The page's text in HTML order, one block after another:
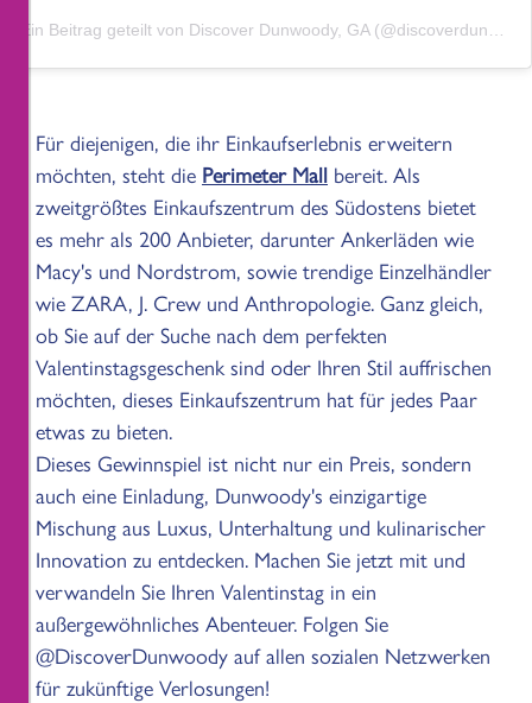
Für diejenigen, die ihr Einkaufserlebnis erweitern
möchten, steht die Perimeter Mall bereit. Als
zweitgrößtes Einkaufszentrum des Südostens bietet
es mehr als 200 Anbieter, darunter Ankerläden wie
Macy's und Nordstrom, sowie trendige Einzelhändler
wie ZARA, J. Crew und Anthropologie. Ganz gleich,
ob Sie auf der Suche nach dem perfekten
Valentinstagsgeschenk sind oder Ihren Stil auffrischen
möchten, dieses Einkaufszentrum hat für jedes Paar
etwas zu bieten.
Dieses Gewinnspiel ist nicht nur ein Preis, sondern
auch eine Einladung, Dunwoody's einzigartige
Mischung aus Luxus, Unterhaltung und kulinarischer
Innovation zu entdecken. Machen Sie jetzt mit und
verwandeln Sie Ihren Valentinstag in ein
außergewöhnliches Abenteuer. Folgen Sie
@DiscoverDunwoody auf allen sozialen Netzwerken
für zukünftige Verlosungen!